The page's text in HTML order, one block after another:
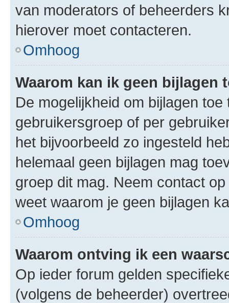
van moderators of beheerders
hierover moet contacteren.
Omhoog
Waarom kan ik geen bijlagen
De mogelijkheid om bijlagen
gebruikersgroep of per
het bijvoorbeeld zo ingesteld
helemaal geen bijlagen mag
groep dit mag. Neem contact
weet waarom je geen bijlagen
Omhoog
Waarom ontving ik een
Op ieder forum gelden
(volgens de beheerder)